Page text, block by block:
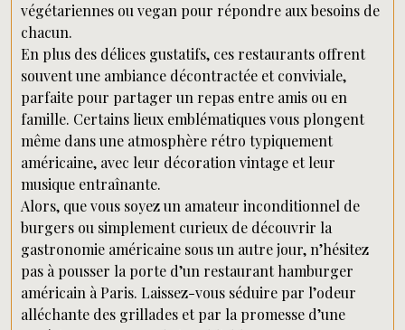
végétariennes ou vegan pour répondre aux besoins de
chacun.
En plus des délices gustatifs, ces restaurants offrent
souvent une ambiance décontractée et conviviale,
parfaite pour partager un repas entre amis ou en
famille. Certains lieux emblématiques vous plongent
même dans une atmosphère rétro typiquement
américaine, avec leur décoration vintage et leur
musique entraînante.
Alors, que vous soyez un amateur inconditionnel de
burgers ou simplement curieux de découvrir la
gastronomie américaine sous un autre jour, n’hésitez
pas à pousser la porte d’un restaurant hamburger
américain à Paris. Laissez-vous séduire par l’odeur
alléchante des grillades et par la promesse d’une